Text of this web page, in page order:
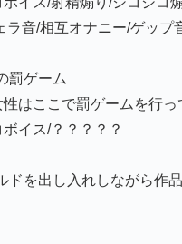
ラ音/相互オナニー/ゲップ
罰ゲーム
はここで罰ゲームを行っ
イス/？？？？？
ドを出し入れしながら作